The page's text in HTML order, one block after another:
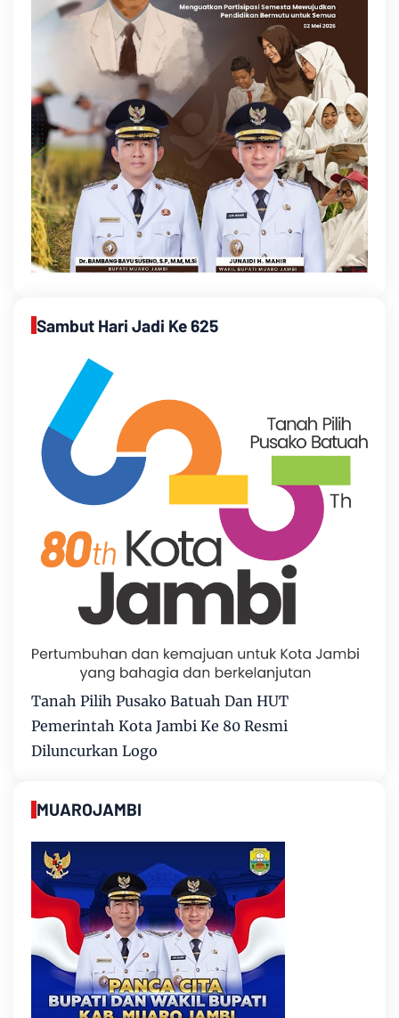
Sambut Hari Jadi Ke 625
Tanah Pilih Pusako Batuah Dan HUT
Pemerintah Kota Jambi Ke 80 Resmi
Diluncurkan Logo
MUAROJAMBI